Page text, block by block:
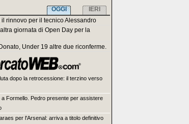
IERI
OGGI
il rinnovo per il tecnico Alessandro
giornata di Open Day per la
Under 19 altre due riconferme.
dopo la retrocessione: il terzino verso
a Formello. Pedro presente per assistere
per l'Arsenal: arriva a titolo definitivo